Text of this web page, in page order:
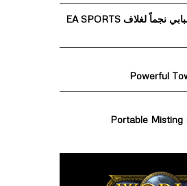
H
الكشف عن كيليان مبابي نجماً لغلاف EA SPORTS
Powerful
Portable Misting